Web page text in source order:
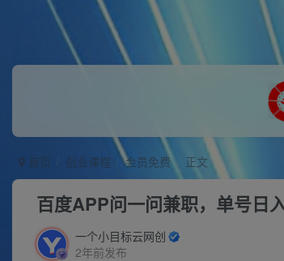
首页 创业课程 会员免费 正文
百度APP问一问兼职，单号日
一个小目标云网创
2年前发布